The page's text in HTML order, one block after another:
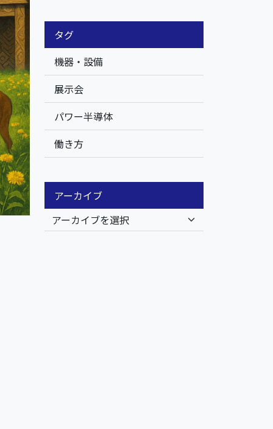
タグ
機器・設備
展示会
パワー半導体
働き方
アーカイブ